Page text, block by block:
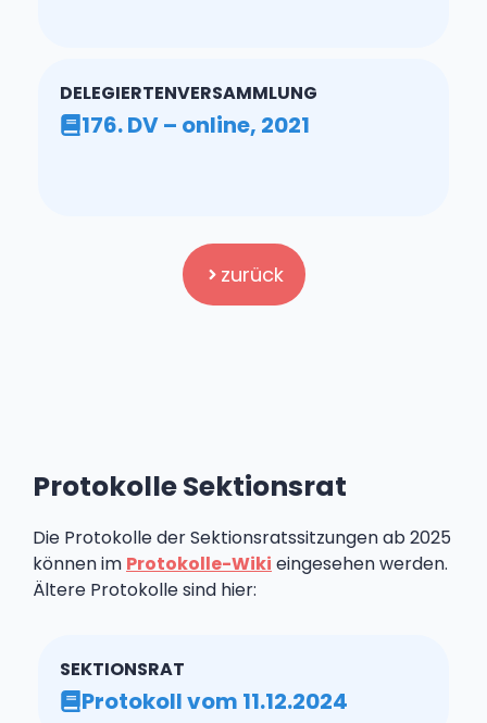
DELEGIERTENVERSAMMLUNG
176. DV – online, 2021
zurück
Protokolle Sektionsrat
Die Protokolle der Sektionsratssitzungen ab 2025
können im Protokolle-Wiki eingesehen werden.
Ältere Protokolle sind hier:
SEKTIONSRAT
Protokoll vom 11.12.2024